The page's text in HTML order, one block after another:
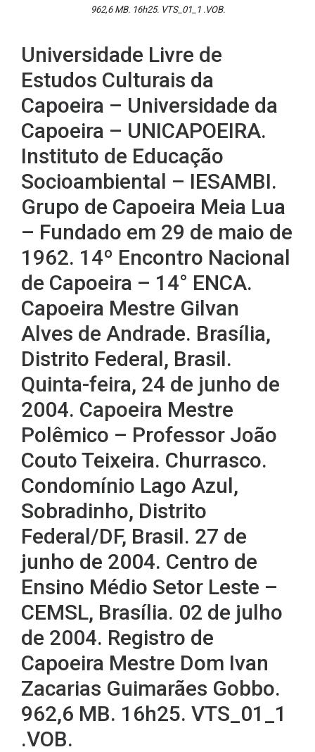
962,6 MB. 16h25. VTS_01_1 .VOB.
Universidade Livre de
Estudos Culturais da
Capoeira – Universidade da
Capoeira – UNICAPOEIRA.
Instituto de Educação
Socioambiental – IESAMBI.
Grupo de Capoeira Meia Lua
– Fundado em 29 de maio de
1962. 14º Encontro Nacional
de Capoeira – 14° ENCA.
Capoeira Mestre Gilvan
Alves de Andrade. Brasília,
Distrito Federal, Brasil.
Quinta-feira, 24 de junho de
2004. Capoeira Mestre
Polêmico – Professor João
Couto Teixeira. Churrasco.
Condomínio Lago Azul,
Sobradinho, Distrito
Federal/DF, Brasil. 27 de
junho de 2004. Centro de
Ensino Médio Setor Leste –
CEMSL, Brasília. 02 de julho
de 2004. Registro de
Capoeira Mestre Dom Ivan
Zacarias Guimarães Gobbo.
962,6 MB. 16h25. VTS_01_1
.VOB.